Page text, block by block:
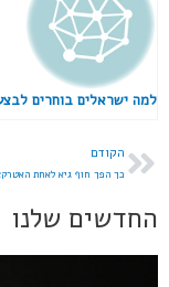
למה ישראלים בוחרים
הקודם
החדשים שלנו